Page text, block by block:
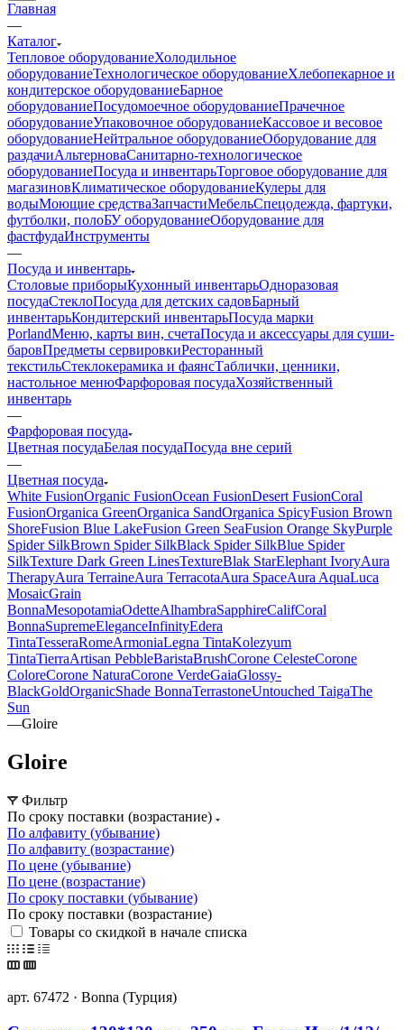
Главная
—
Каталог
Тепловое оборудованиеХолодильное
оборудованиеТехнологическое оборудованиеХлебопекарное и
кондитерское оборудованиеБарное
оборудованиеПосудомоечное оборудованиеПрачечное
оборудованиеУпаковочное оборудованиеКассовое и весовое
оборудованиеНейтральное оборудованиеОборудование для
раздачиАльтерноваСанитарно-технологическое
оборудованиеПосуда и инвентарьТорговое оборудование для
магазиновКлиматическое оборудованиеКулеры для
водыМоющие средстваЗапчастиМебельСпецодежда, фартуки,
футболки, полоБУ оборудованиеОборудование для
фастфудаИнструменты
—
Посуда и инвентарь
Столовые приборыКухонный инвентарьОдноразовая
посудаСтеклоПосуда для детских садовБарный
инвентарьКондитерский инвентарьПосуда марки
PorlandМеню, карты вин, счетаПосуда и аксессуары для суши-
баровПредметы сервировкиРесторанный
текстильСтеклокерамика и фаянсТаблички, ценники,
настольное менюФарфоровая посудаХозяйственный
инвентарь
—
Фарфоровая посуда
Цветная посудаБелая посудаПосуда вне серий
—
Цветная посуда
White FusionOrganic FusionOcean FusionDesert FusionCoral
FusionOrganica GreenOrganica SandOrganica SpicyFusion Brown
ShoreFusion Blue LakeFusion Green SeaFusion Orange SkyPurple
Spider SilkBrown Spider SilkBlack Spider SilkBlue Spider
SilkTexture Dark Green LinesTextureBlak StarElephant IvoryAura
TherapyAura TerraineAura TerracotaAura SpaceAura AquaLuca
MosaicGrain
BonnaMesopotamiaOdetteAlhambraSapphireCalifCoral
BonnaSupremeEleganceInfinityEdera
TintaTesseraRomeArmoniaLegna TintaKolezyum
TintaTierraArtisan PebbleBaristaBrushCorone CelesteCorone
ColoreCorone NaturaCorone VerdeGaiaGlossy-
BlackGoldOrganicShade BonnaTerrastoneUntouched TaigaThe
Sun
—Gloire
Gloire
Фильтр
По сроку поставки (возрастание)
По алфавиту (убывание)
По алфавиту (возрастание)
По цене (убывание)
По цене (возрастание)
По сроку поставки (убывание)
По сроку поставки (возрастание)
Товары со скидкой в начале списка
арт. 67472 · Bonna (Турция)